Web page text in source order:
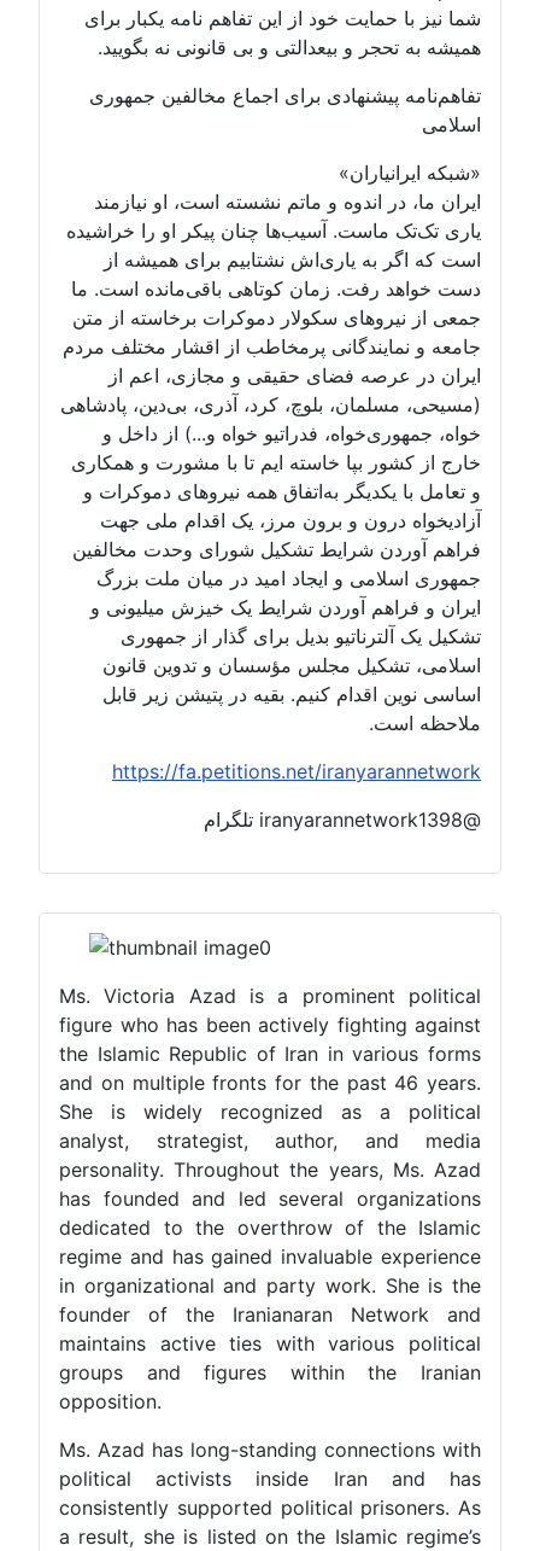
Ms. Victoria Azad is a prominent political
figure who has been actively fighting against
the Islamic Republic of Iran in various forms
and on multiple fronts for the past 46 years.
She is widely recognized as a political
analyst, strategist, author, and media
personality. Throughout the years, Ms. Azad
has founded and led several organizations
dedicated to the overthrow of the Islamic
regime and has gained invaluable experience
in organizational and party work. She is the
founder of the Iranianaran Network and
maintains active ties with various political
groups and figures within the Iranian
opposition.
Ms. Azad has long-standing connections with
political activists inside Iran and has
consistently supported political prisoners. As
a result, she is listed on the Islamic regime’s
شما نیز با حمایت خود از این تفاهم نامه یکبار برای
همیشه به تحجر و بیعدالتی و بی قانونی نه بگویید.
تفاهم‌نامه پیشنهادی برای اجماع مخالفین جمهوری
اسلامی
«شبکه ایرانیاران»
ایران ما، در اندوه و ماتم نشسته است، او نیازمند
یاری تک‌تک ماست. آسیب‌ها چنان پیکر او را خراشیده
است که اگر به یاری‌اش نشتابیم برای همیشه از
دست خواهد رفت. زمان کوتاهی باقی‌مانده است. ما
جمعی از نیروهای سکولار دموکرات برخاسته از متن
جامعه و نمایندگانی پرمخاطب از اقشار مختلف مردم
ایران در عرصه فضای حقیقی و مجازی، اعم از
(مسیحی، مسلمان، بلوچ، کرد، آذری، بی‌دین، پادشاهی
خواه، جمهوری‌خواه، فدراتیو خواه و...) از داخل و
خارج از کشور بپا خاسته ایم تا با مشورت و همکاری
و تعامل با یکدیگر به‌اتفاق همه نیروهای دموکرات و
آزادیخواه درون و برون مرز، یک اقدام ملی جهت
فراهم آوردن شرایط تشکیل شورای وحدت مخالفین
جمهوری اسلامی و ایجاد امید در میان ملت بزرگ
ایران و فراهم آوردن شرایط یک خیزش میلیونی و
تشکیل یک آلترناتیو بدیل برای گذار از جمهوری
اسلامی، تشکیل مجلس مؤسسان و تدوین قانون
اساسی نوین اقدام کنیم. بقیه در پتیشن زیر قابل
ملاحظه است.
https://fa.petitions.net/iranyarannetwork
@iranyarannetwork1398 تلگرام